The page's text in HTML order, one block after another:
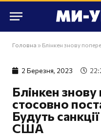
Головна » Блінкен знову попередив Китай
2 Березня, 2023
Блінкен
стосовно
Будуть
США